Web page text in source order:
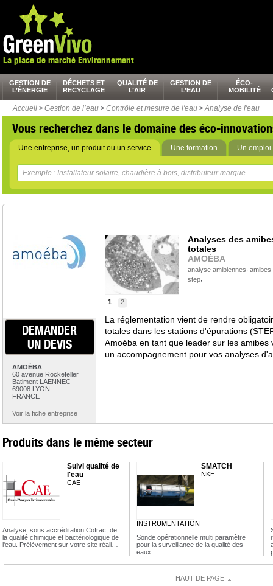
La place de marché Environnement
GESTION DE
L’ÉNERGIE
DÉCHETS ET
RECYCLAGE
QUALITÉ DE
L’AIR
GESTION DE
L’EAU
ÉCO-
MOBILITÉ
Accueil > Gestion de l’eau > Contrôle et mesure de l'eau > Analyse de l'eau
Vous recherchez dans le domaine des éco-
Une entreprise, un produit ou un service Une formation Un emploi
DEMANDER
UN DEVIS
AMOÉBA
60 avenue Rockefeller
Batiment LAENNEC
69008 LYON
FRANCE
Voir la fiche entreprise
1 2
Analyses des
totales
AMOÉBA
analyse amibiennes amibes
step,
La réglementation vient de rendre
totales dans les stations d'épurations
Amoéba en tant que leader sur les
un accompagnement pour vos analyses
Produits dans le même secteur
Suivi qualité de
l'eau
CAE
Analyse, sous accréditation Cofrac, de
la qualité chimique et bactériologique de
l'eau. Prélèvement sur votre site réali…
SMATCH
NKE
INSTRUMENTATION
Sonde opérationnelle multi paramètre
pour la surveillance de la qualité des
eaux
HAUT DE PAGE